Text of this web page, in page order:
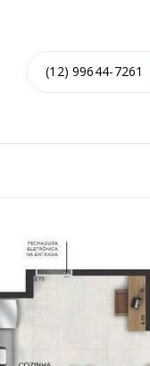
(12) 99644-7261